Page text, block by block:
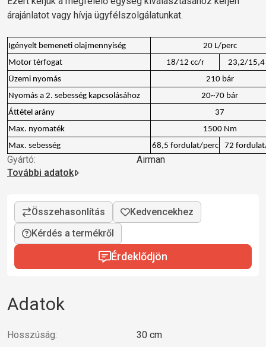
árajánlatot vagy hívja ügyfélszolgálatunkat.
Igényelt bemeneti olajmennyiség
20 L/perc
Motor térfogat
18/12 cc/r
23,2/15,4
Üzemi nyomás
210 bár
Nyomás a 2. sebesség kapcsolásához
20~70 bár
Áttétel arány
37
Max. nyomaték
1500 Nm
Max. sebesség
68,5 fordulat/perc 72
Gyártó:
Airman
További adatok
Kérdés a termékről
Érdeklődjön
Adatok
Hosszúság:
30 cm